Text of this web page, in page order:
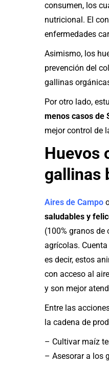
consumen, los
nutricional. El
enfermedades
Asimismo, los
prevención del
gallinas
Por otro lado,
menos casos de
mejor control de
Huevos
gallinas
Aires de Campo
saludables y
(100% granos
agrícolas.
es decir, estos
con acceso al
y son mejor
Entre las
la cadena de
– Cultivar maíz
– Asesorar a los